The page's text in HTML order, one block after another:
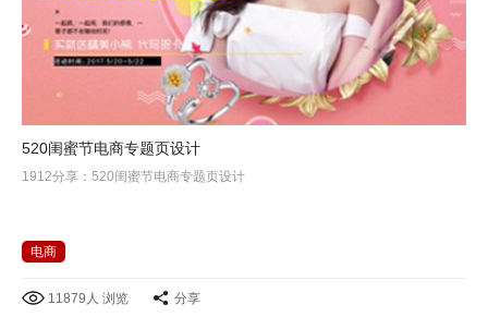
520闺蜜节电商专题页设计
1912分享：520闺蜜节电商专题页设计
电商
11879人 浏览 分享